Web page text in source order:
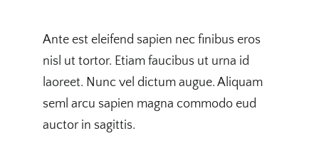
Ante est eleifend sapien nec finibus eros
nisl ut tortor. Etiam faucibus ut urna id
laoreet. Nunc vel dictum augue. Aliquam
seml arcu sapien magna commodo eud
auctor in sagittis.